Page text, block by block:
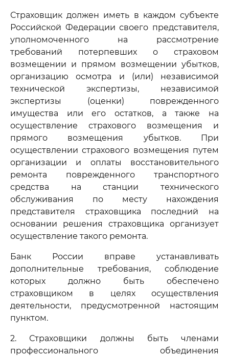
Страховщик должен иметь в каждом субъекте
Российской Федерации своего представителя,
уполномоченного на рассмотрение
требований потерпевших о страховом
возмещении и прямом возмещении убытков,
организацию осмотра и (или) независимой
технической экспертизы, независимой
экспертизы (оценки) поврежденного
имущества или его остатков, а также на
осуществление страхового возмещения и
прямого возмещения убытков. При
осуществлении страхового возмещения путем
организации и оплаты восстановительного
ремонта поврежденного транспортного
средства на станции технического
обслуживания по месту нахождения
представителя страховщика последний на
основании решения страховщика организует
осуществление такого ремонта.
Банк России вправе устанавливать
дополнительные требования, соблюдение
которых должно быть обеспечено
страховщиком в целях осуществления
деятельности, предусмотренной настоящим
пунктом.
2. Страховщики должны быть членами
профессионального объединения